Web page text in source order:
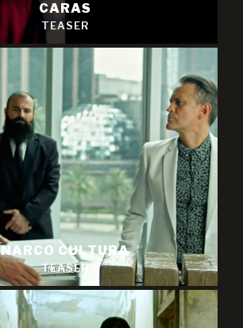
CARAS
TEASER
NARCO CULTURA
TEASER